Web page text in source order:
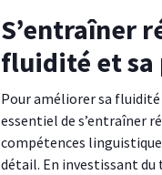
S’entraîner
fluidité et sa
Pour améliorer sa
essentiel de s’entraîner
compétences
détail. En investissant du